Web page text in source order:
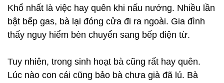
Khổ nhất là việc hay quên khi nấu nướng. Nhiều lần
bật bếp gas, bà lại đóng cửa đi ra ngoài. Gia đình
thấy nguy hiểm bèn chuyển sang bếp điện từ.
Tuy nhiên, trong sinh hoạt bà cũng rất hay quên.
Lúc nào con cái cũng bảo bà chưa già đã lú. Bà